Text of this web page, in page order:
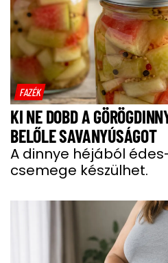
FAZÉK
KI NE DOBD A
BELŐLE SAVANYÚSÁGOT
A dinnye héjából
csemege készülhet.